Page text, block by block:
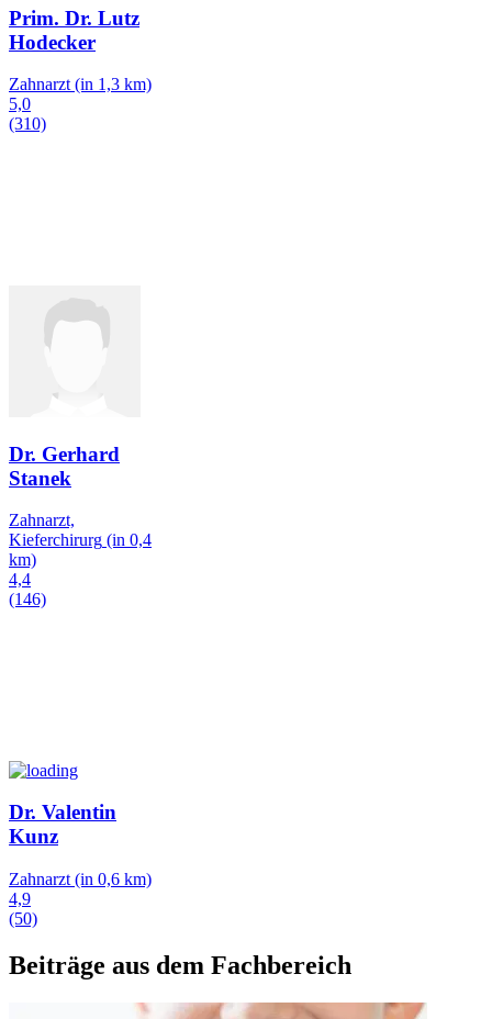
Prim. Dr. Lutz
Hodecker
Zahnarzt (in 1,3 km)
5,0
(310)
Dr. Gerhard
Stanek
Zahnarzt,
Kieferchirurg (in 0,4
km)
4,4
(146)
Dr. Valentin
Kunz
Zahnarzt (in 0,6 km)
4,9
(50)
Beiträge aus dem Fachbereich